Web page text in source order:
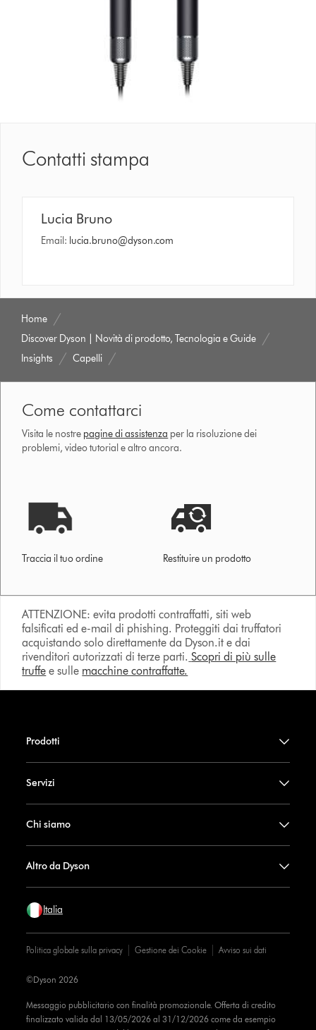
Contatti stampa
Lucia Bruno
Email: lucia.bruno@dyson.com
Home
Discover Dyson | Novità di prodotto, Tecnologia e Guide
Insights
Capelli
Come contattarci
Visita le nostre pagine di assistenza per la risoluzione dei
problemi, video tutorial e altro ancora.
Traccia il tuo ordine Restituire un prodotto
ATTENZIONE: evita prodotti contraffatti, siti web
falsificati ed e-mail di phishing. Proteggiti dai truffatori
acquistando solo direttamente da Dyson.it e dai
rivenditori autorizzati di terze parti. Scopri di più sulle
truffe e sulle macchine contraffatte.
Prodotti
Servizi
Chi siamo
Altro da Dyson
Italia
Politica globale sulla privacy Gestione dei Cookie Avviso sui dati
Messaggio pubblicitario con finalità promozionale. Offerta di credito
finalizzato valida dal 13/05/2026 al 31/12/2026 come da esempio
©Dyson 2026